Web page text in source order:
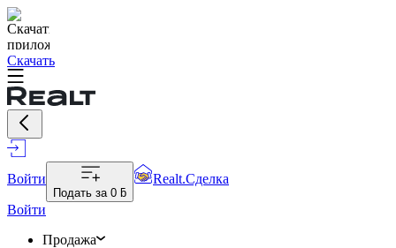
Скачать
Войти
Подать за 0 ƃ
Realt.Сделка
Войти
Продажа